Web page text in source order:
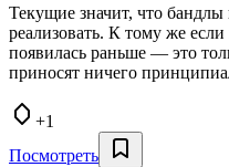
Текущие значит, что
реализовать. К тому же
появилась раньше — это
приносят ничего
+1
Посмотреть